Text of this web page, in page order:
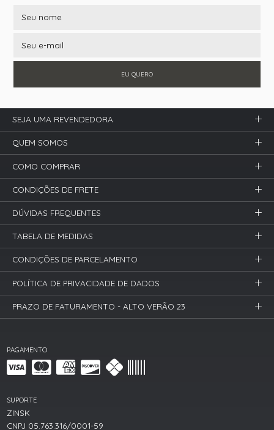
EU QUERO
PAGAMENTO
SUPORTE
ZINSK
CNPJ 05.763.316/0001-59
SEJA UMA REVENDEDORA
QUEM SOMOS
COMO COMPRAR
CONDIÇÕES DE FRETE
DÚVIDAS FREQUENTES
TABELA DE MEDIDAS
CONDIÇÕES DE PARCELAMENTO
POLÍTICA DE PRIVACIDADE DE DADOS
PRAZO DE FATURAMENTO - ALTO VERÃO 23